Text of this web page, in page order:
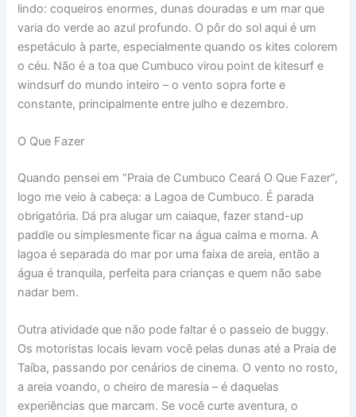
lindo: coqueiros enormes, dunas douradas e um mar que
varia do verde ao azul profundo. O pôr do sol aqui é um
espetáculo à parte, especialmente quando os kites colorem
o céu. Não é a toa que Cumbuco virou point de kitesurf e
windsurf do mundo inteiro – o vento sopra forte e
constante, principalmente entre julho e dezembro.
O Que Fazer
Quando pensei em “Praia de Cumbuco Ceará O Que Fazer”,
logo me veio à cabeça: a Lagoa de Cumbuco. É parada
obrigatória. Dá pra alugar um caiaque, fazer stand-up
paddle ou simplesmente ficar na água calma e morna. A
lagoa é separada do mar por uma faixa de areia, então a
água é tranquila, perfeita para crianças e quem não sabe
nadar bem.
Outra atividade que não pode faltar é o passeio de buggy.
Os motoristas locais levam você pelas dunas até a Praia de
Taíba, passando por cenários de cinema. O vento no rosto,
a areia voando, o cheiro de maresia – é daquelas
experiências que marcam. Se você curte aventura, o